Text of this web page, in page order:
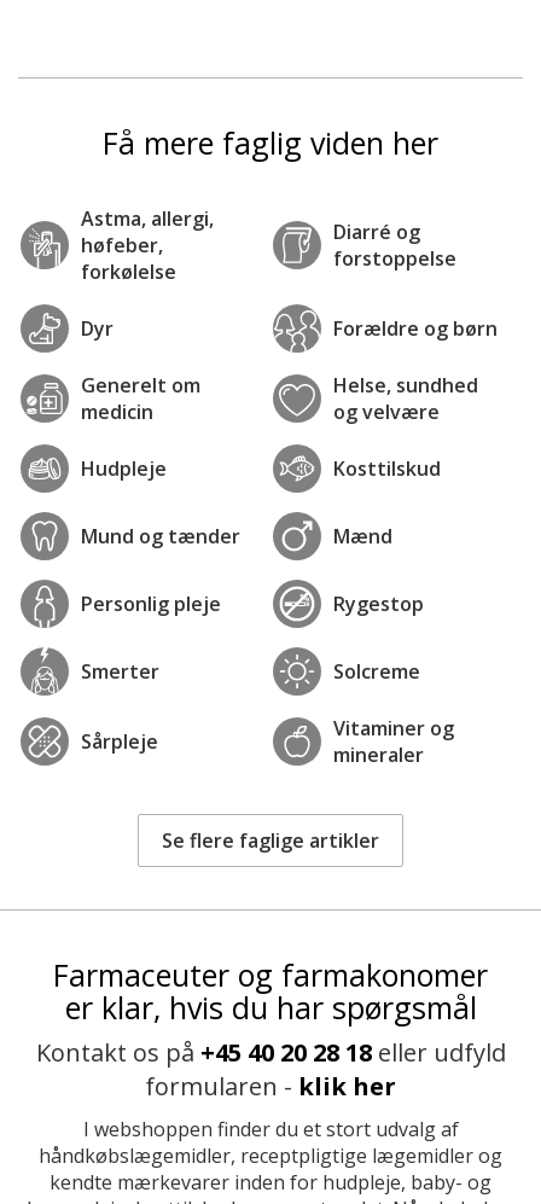
Få mere faglig viden her
Astma, allergi,
høfeber,
forkølelse
Diarré og
forstoppelse
Dyr Forældre og børn
Generelt om
medicin
Helse, sundhed
og velvære
Hudpleje Kosttilskud
Mund og tænder Mænd
Personlig pleje Rygestop
Smerter Solcreme
Sårpleje
Vitaminer og
mineraler
Se flere faglige artikler
Farmaceuter og farmakonomer
er klar, hvis du har spørgsmål
Kontakt os på +45 40 20 28 18eller udfyld
formularen - klik her
I webshoppen finder du et stort udvalg af
håndkøbslægemidler, receptpligtige lægemidler og
kendte mærkevarer inden for hudpleje, baby- og